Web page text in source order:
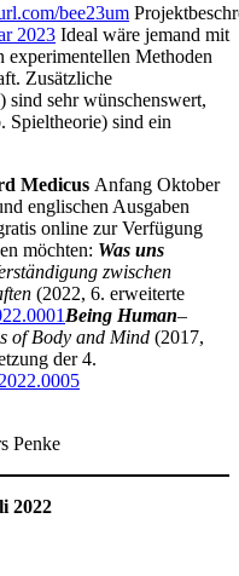
bee23um
2023 Ideal wäre jemand mit
experimentellen Methoden
Zusätzliche
sind sehr wünschenswert,
Spieltheorie) sind ein
Medicus Anfang Oktober
englischen Ausgaben
online zur Verfügung
möchten: Was uns
zwischen
(2022, 6. erweiterte
Being Human–
of Body and Mind (2017,
der 4.
Penke
2022